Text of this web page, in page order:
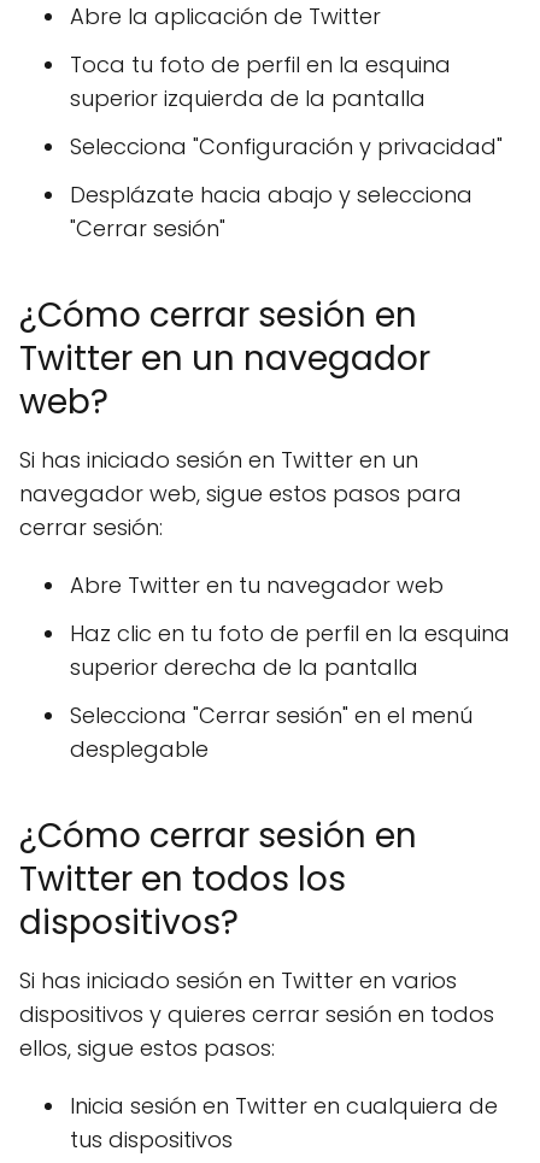
Abre la aplicación de Twitter
Toca tu foto de perfil en la esquina
superior izquierda de la pantalla
Selecciona "Configuración y privacidad"
Desplázate hacia abajo y selecciona
"Cerrar sesión"
¿Cómo cerrar sesión en
Twitter en un navegador
web?
Si has iniciado sesión en Twitter en un
navegador web, sigue estos pasos para
cerrar sesión:
Abre Twitter en tu navegador web
Haz clic en tu foto de perfil en la esquina
superior derecha de la pantalla
Selecciona "Cerrar sesión" en el menú
desplegable
¿Cómo cerrar sesión en
Twitter en todos los
dispositivos?
Si has iniciado sesión en Twitter en varios
dispositivos y quieres cerrar sesión en todos
ellos, sigue estos pasos:
Inicia sesión en Twitter en cualquiera de
tus dispositivos